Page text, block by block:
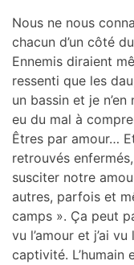
Nous ne nous
chacun d’un côté
Ennemis diraient
ressenti que les
un bassin et je
eu du mal à
Êtres par amour…
retrouvés
susciter notre
autres, parfois et
camps ». Ça peut
vu l’amour et j’ai
captivité. L’humain